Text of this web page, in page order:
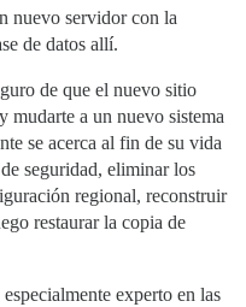
nuevo servidor con la
de datos allí.
de que el nuevo sitio
mudarte a un nuevo sistema
se acerca al fin de su vida
seguridad, eliminar los
regional, reconstruir
restaurar la copia de
experto en las